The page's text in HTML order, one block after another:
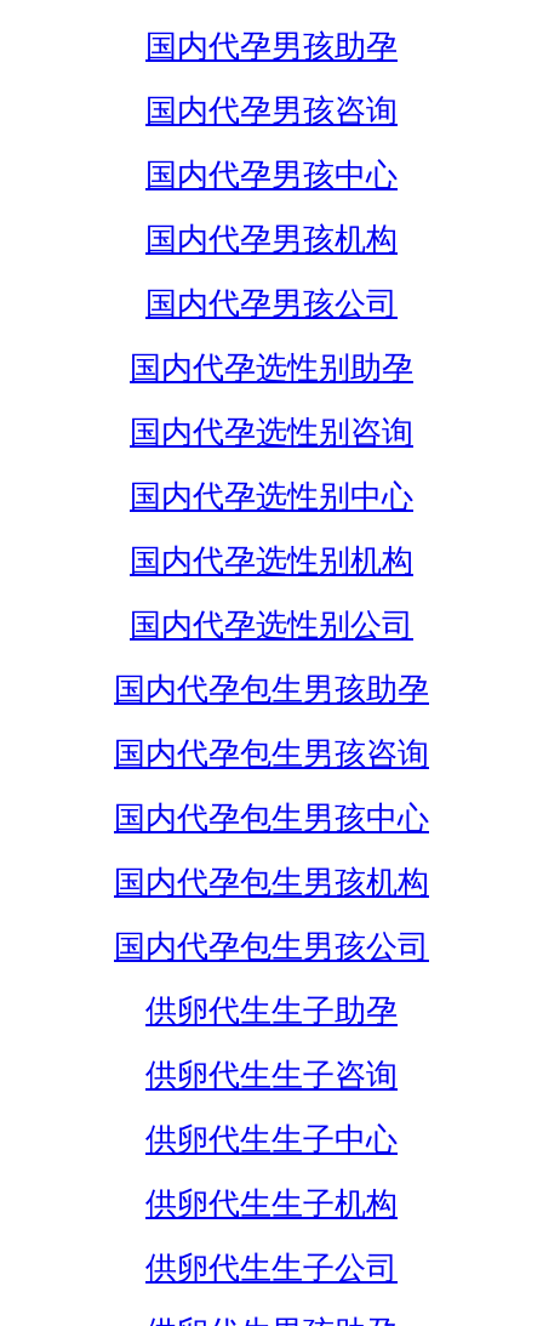
国内代孕男孩助孕
国内代孕男孩咨询
国内代孕男孩中心
国内代孕男孩机构
国内代孕男孩公司
国内代孕选性别助孕
国内代孕选性别咨询
国内代孕选性别中心
国内代孕选性别机构
国内代孕选性别公司
国内代孕包生男孩助孕
国内代孕包生男孩咨询
国内代孕包生男孩中心
国内代孕包生男孩机构
国内代孕包生男孩公司
供卵代生生子助孕
供卵代生生子咨询
供卵代生生子中心
供卵代生生子机构
供卵代生生子公司